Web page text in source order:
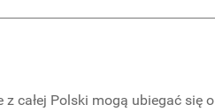
całej Polski mogą ubiegać się o